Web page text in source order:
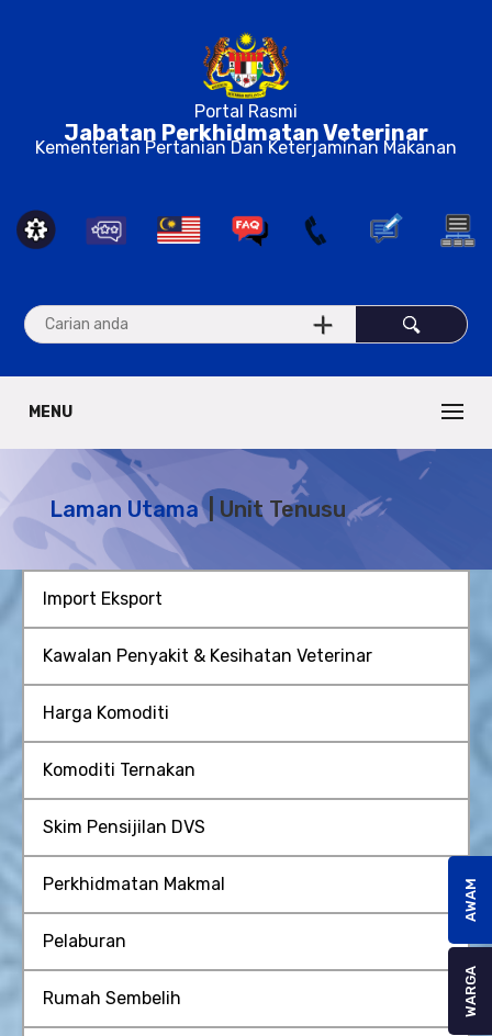
Portal Rasmi
Jabatan Perkhidmatan Veterinar
Kementerian Pertanian Dan Keterjaminan Makanan
MENU
Laman Utama Unit Tenusu
Import Eksport
Kawalan Penyakit & Kesihatan Veterinar
Harga Komoditi
Komoditi Ternakan
Skim Pensijilan DVS
Perkhidmatan Makmal
Pelaburan
Rumah Sembelih
AWAM
WARGA